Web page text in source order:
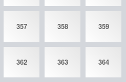
357 358 359
362 363 364